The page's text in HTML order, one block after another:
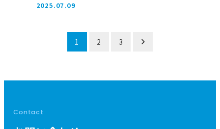
投稿日
2025.07.09
の
1 2 3
Contact